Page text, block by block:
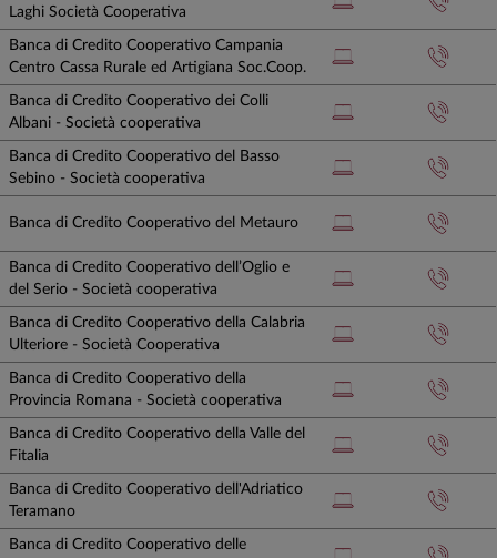
Laghi Società Cooperativa
Banca di Credito Cooperativo Campania
Centro Cassa Rurale ed Artigiana Soc.Coop.
Banca di Credito Cooperativo dei Colli
Albani - Società cooperativa
Banca di Credito Cooperativo del Basso
Sebino - Società cooperativa
Banca di Credito Cooperativo del Metauro
Banca di Credito Cooperativo dell’Oglio e
del Serio - Società cooperativa
Banca di Credito Cooperativo della Calabria
Ulteriore - Società Cooperativa
Banca di Credito Cooperativo della
Provincia Romana - Società cooperativa
Banca di Credito Cooperativo della Valle del
Fitalia
Banca di Credito Cooperativo dell'Adriatico
Teramano
Banca di Credito Cooperativo delle